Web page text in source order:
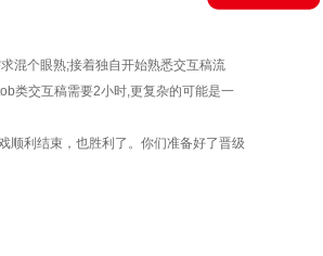
混个眼熟;接着独自开始熟悉交互稿流
类交互稿需要2小时,更复杂的可能是一
利结束，也胜利了。你们准备好了晋级